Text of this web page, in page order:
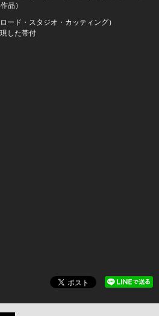
品）
ード・スタジオ・カッティング）
した帯付